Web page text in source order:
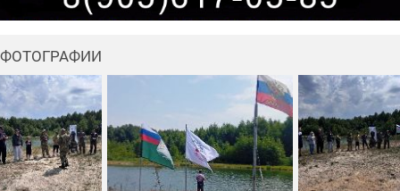
ФОТОГРАФИИ